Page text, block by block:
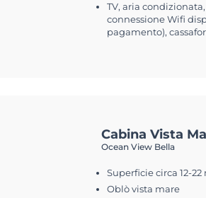
TV, aria
connessione Wifi
pagamento),
Cabina Vista
Ocean View Bella
Superficie circa 12-22
Oblò vista mare